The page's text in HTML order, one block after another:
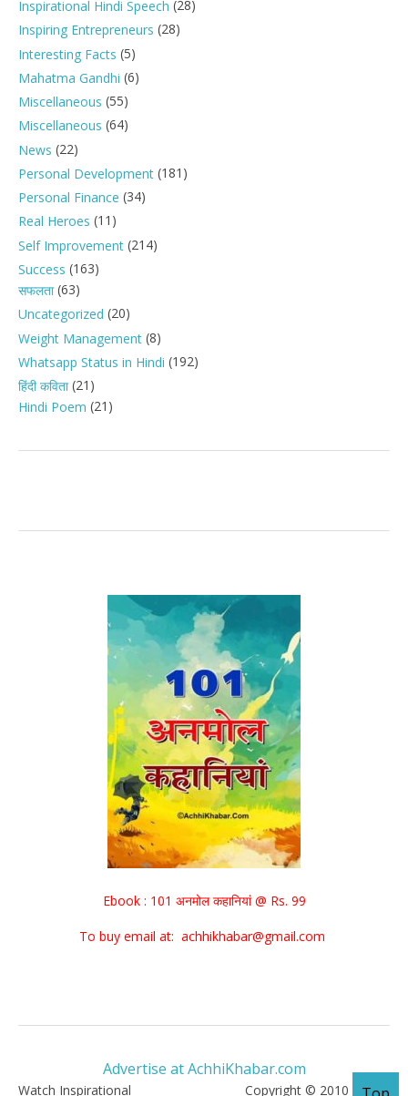
Inspirational Hindi Speech (28)
Inspiring Entrepreneurs (28)
Interesting Facts (5)
Mahatma Gandhi (6)
Miscellaneous (55)
Miscellaneous (64)
News (22)
Personal Development (181)
Personal Finance (34)
Real Heroes (11)
Self Improvement (214)
Success (163)
सफलता(63)
Uncategorized (20)
Weight Management (8)
Whatsapp Status in Hindi (192)
हिंदी कविता(21)
Hindi Poem (21)
Ebook : 101 अनमोल कहानियां @ Rs. 99
To buy email at: achhikhabar@gmail.com
Advertise at AchhiKhabar.com
Watch Inspirational Copyright © 2010 - 2026